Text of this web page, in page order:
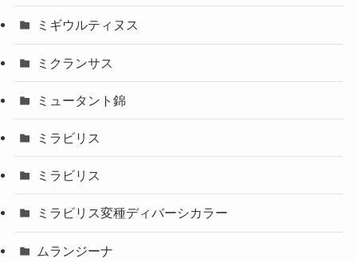
ミギウルティヌス
ミクランサス
ミュータント錦
ミラビリス
ミラビリス
ミラビリス変種ディバーシカラー
ムランジーナ